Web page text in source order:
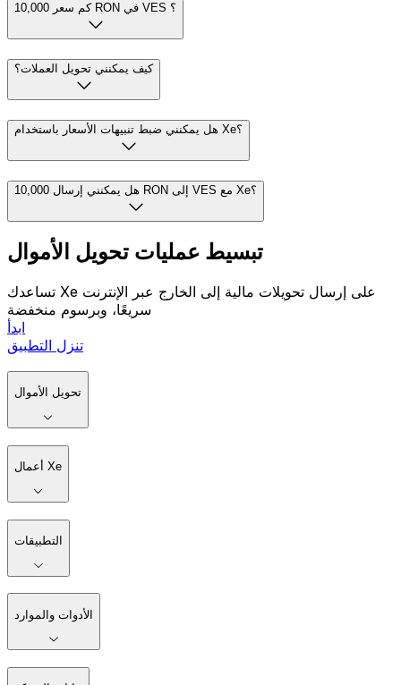
كم سعر 10,000 RON في VES ؟
كيف يمكنني تحويل العملات؟
هل يمكنني ضبط تنبيهات الأسعار باستخدام Xe؟
هل يمكنني إرسال 10,000 RON إلى VES مع Xe؟
تبسيط عمليات تحويل الأموال
تساعدك Xe على إرسال تحويلات مالية إلى الخارج عبر الإنترنت
سريعًا، وبرسوم منخفضة
ابدأ
تنزل التطبيق
تحويل الأموال
أعمال Xe
التطبيقات
الأدوات والموارد